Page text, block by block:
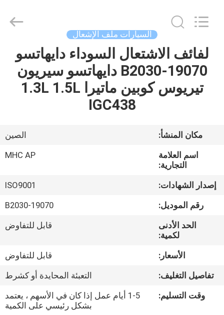
الصفحة
الرئيسية
معلومات
جولة
المعمل
مراقبة
الجودة
اتصل
Limited.
Reserved.
السيارات ملف الإشعال
لفائف الاشتعال السوداء دايهاتسو
19070-B2030 دايهاتسو سيريون
تيريوس كوبين ماتيرا 1.3L 1.5L
IGC438
مكان المنشأ:
الصين
اسم العلامة
التجارية:
MHC AP
إصدار الشهادات:
ISO9001
رقم الموديل:
19070-B2030
الحد الأدنى
لكمية:
قابل للتفاوض
الأسعار:
قابل للتفاوض
تفاصيل التغليف:
التعبئة المحايدة أو كشرط
وقت التسليم:
1-5 أيام عمل إذا كان في الأسهم ، يعتمد
بشكل رئيسي على الكمية